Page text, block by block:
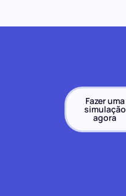
Fazer uma
simulação
agora